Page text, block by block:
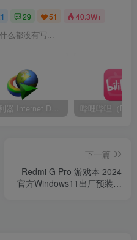
29 51 40.3W+
么都没有写...
下载利器 Internet Download Manager 6.42.17 绿色版 哔哩哔哩（B站
下一篇
Redmi G Pro 游戏本 2024
官方Windows11出厂预装系